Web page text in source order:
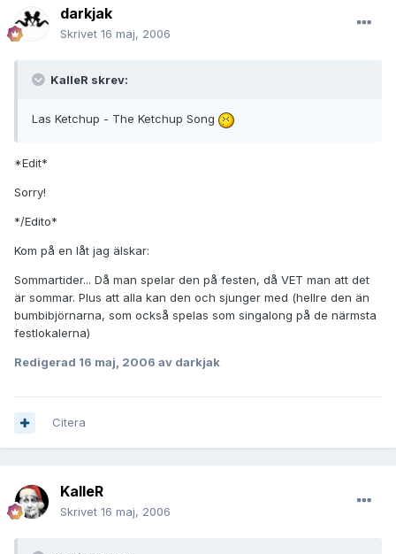
darkjak
Skrivet 16 maj, 2006
KalleR skrev:
Las Ketchup - The Ketchup Song
*Edit*
Sorry!
*/Edito*
Kom på en låt jag älskar:
Sommartider... Då man spelar den på festen, då VET man att det
är sommar. Plus att alla kan den och sjunger med (hellre den än
bumbibjörnarna, som också spelas som singalong på de närmsta
festlokalerna)
Redigerad 16 maj, 2006 av darkjak
Citera
KalleR
Skrivet 16 maj, 2006